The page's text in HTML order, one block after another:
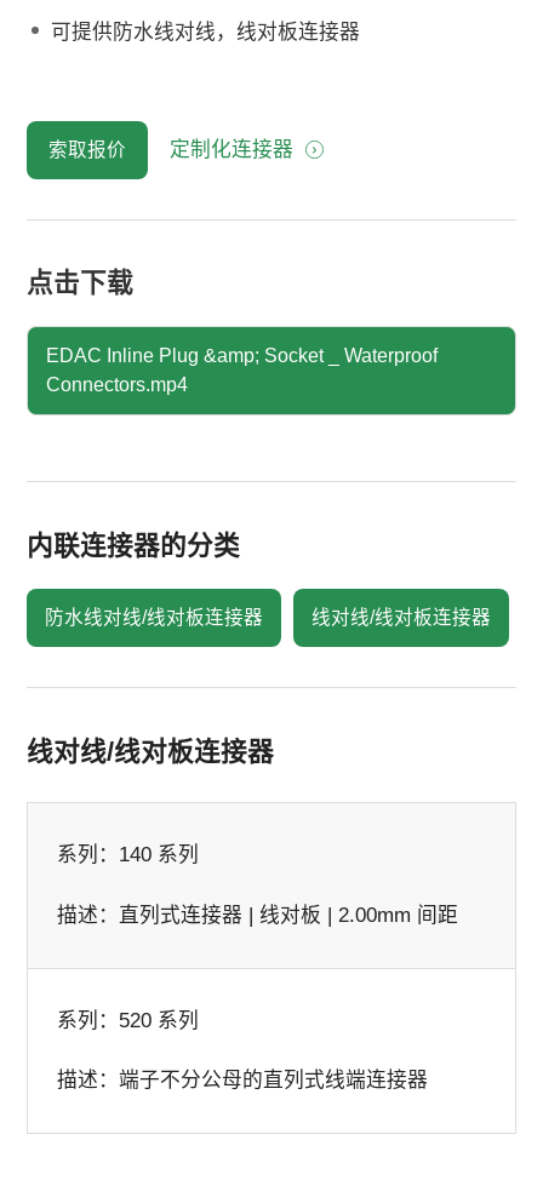
可提供防水线对线，线对板连接器
索取报价 定制化连接器
点击下载
EDAC Inline Plug &amp; Socket _ Waterproof
Connectors.mp4
内联连接器的分类
防水线对线/线对板连接器 线对线/线对板连接器
线对线/线对板连接器
系列： 140 系列
描述： 直列式连接器 | 线对板 | 2.00mm 间距
系列： 520 系列
描述：端子不分公母的直列式线端连接器